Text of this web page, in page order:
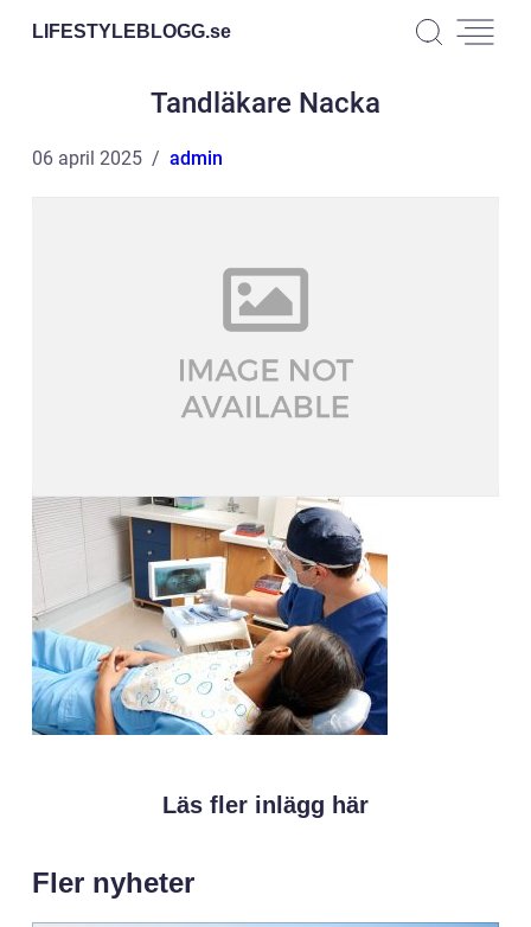
LIFESTYLEBLOGG.se
Tandläkare Nacka
06 april 2025 admin
Läs fler inlägg här
Fler nyheter